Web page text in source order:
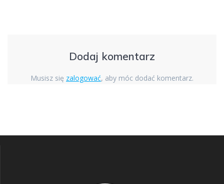
Dodaj komentarz
Musisz się zalogować, aby móc dodać komentarz.